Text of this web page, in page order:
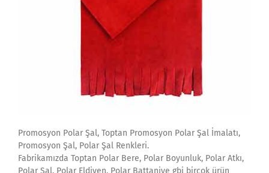
Promosyon Polar Şal, Toptan Promosyon Polar Şal İmalatı,
Promosyon Şal, Polar Şal Renkleri.
Fabrikamızda Toptan Polar Bere, Polar Boyunluk, Polar Atkı,
Polar Şal, Polar Eldiven, Polar Battaniye gbi birçok ürün